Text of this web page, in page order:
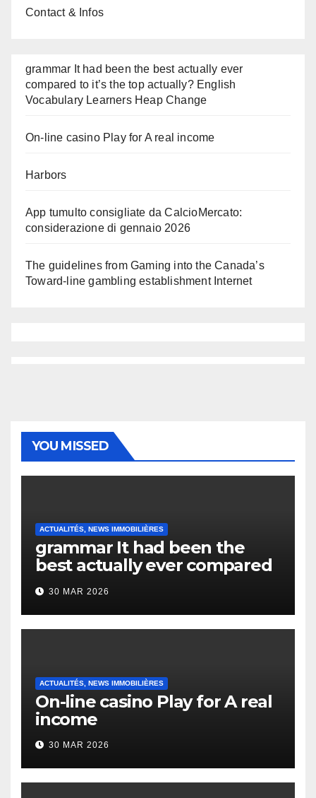
Contact & Infos
grammar It had been the best actually ever
compared to it’s the top actually? English
Vocabulary Learners Heap Change
On-line casino Play for A real income
Harbors
App tumulto consigliate da CalcioMercato:
considerazione di gennaio 2026
The guidelines from Gaming into the Canada’s
Toward-line gambling establishment Internet
YOU MISSED
ACTUALITÉS, NEWS IMMOBILIÈRES
grammar It had been the
best actually ever compared
to it’s the top actually?
English Vocabulary Learners
Heap Change
30 MAR 2026
ACTUALITÉS, NEWS IMMOBILIÈRES
On-line casino Play for A real
income
30 MAR 2026